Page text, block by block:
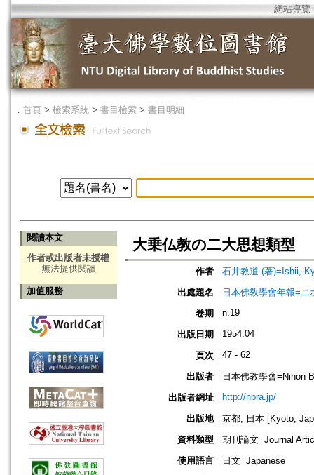
網站導覽
． 首頁 > 檢索系統 > 書目檢索 > 書目明細
閱讀本文
作者或出版者未授權
無法提供閱讀
加值服務
大乗仏教の二大思想類型
作者
石井教道 (著)=Ishii,
出處題名
日本佛敎學會年報=
卷期
n.19
出版日期 1954.04
頁次 47 - 62
出版者
日本佛教學會=Nihon
出版者網址
http://nbra.jp/
出版地
京都, 日本 [Kyoto,
資料類型
期刊論文=Journal
使用語言
日文=Japanese